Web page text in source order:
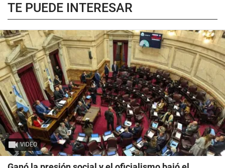
TE PUEDE INTERESAR
VIDEO